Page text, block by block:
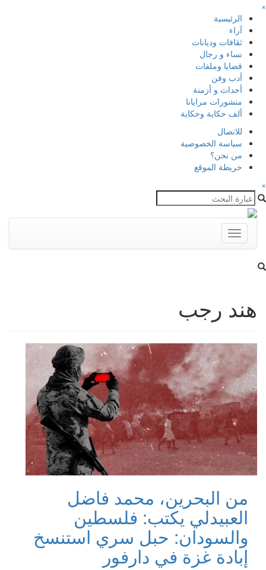
×
الرئيسية
آراء
ثقافات وديانات
نساء و رجال
قضايا وملفات
أدب وفن
أحداث و أزمنة
منشورات مرايانا
ألف حكاية وحكاية
للاتصال
سياسة الخصوصية
من نحن؟
خريطة الموقع
×
Toggle
navigation
هند رجب
من البحرين، محمد فاضل
العبيدلي يكتب: فلسطين
والسودان: حبل سري استنسخ
إبادة غزة في دارفور